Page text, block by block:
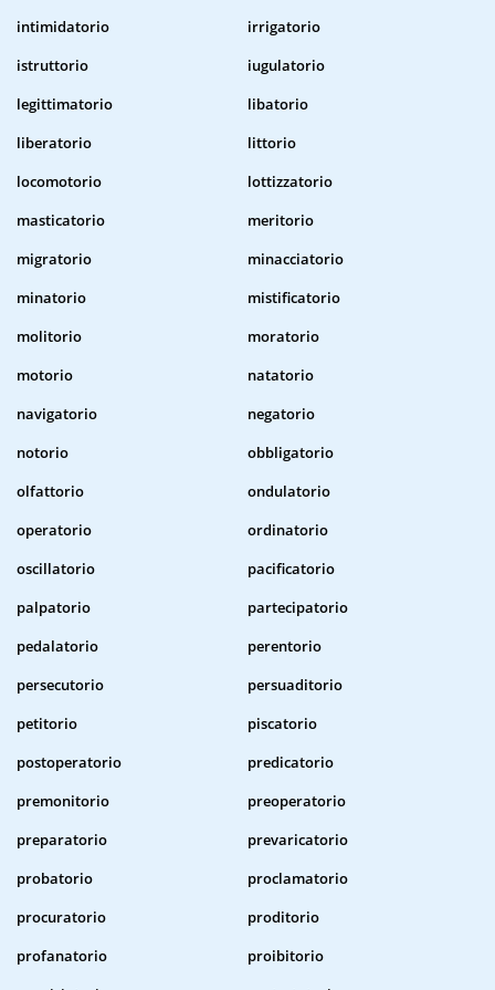
intimidatorio
irrigatorio
istruttorio
iugulatorio
legittimatorio
libatorio
liberatorio
littorio
locomotorio
lottizzatorio
masticatorio
meritorio
migratorio
minacciatorio
minatorio
mistificatorio
molitorio
moratorio
motorio
natatorio
navigatorio
negatorio
notorio
obbligatorio
olfattorio
ondulatorio
operatorio
ordinatorio
oscillatorio
pacificatorio
palpatorio
partecipatorio
pedalatorio
perentorio
persecutorio
persuaditorio
petitorio
piscatorio
postoperatorio
predicatorio
premonitorio
preoperatorio
preparatorio
prevaricatorio
probatorio
proclamatorio
procuratorio
proditorio
profanatorio
proibitorio